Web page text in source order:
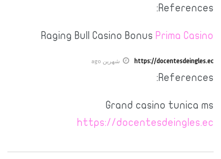
References:
Raging Bull Casino Bonus Prima Casino
https://docentesdeingles.ec شهرين ago
References:
Grand casino tunica ms
https://docentesdeingles.ec